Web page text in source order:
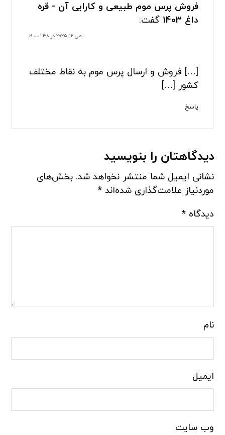
فروش پرس موم طبیعی و کارایی آن - قره
داغ 1403
گفت:
می ۱۲, ۲۰۲۵ در ۱:۴۸ ب.ظ
[…] فروش و ارسال پرس موم به نقاط مختلف
کشور […]
پاسخ
دیدگاهتان را بنویسید
نشانی ایمیل شما منتشر نخواهد شد. بخش‌های
موردنیاز علامت‌گذاری شده‌اند*
دیدگاه*
نام
ایمیل
وب‌ سایت